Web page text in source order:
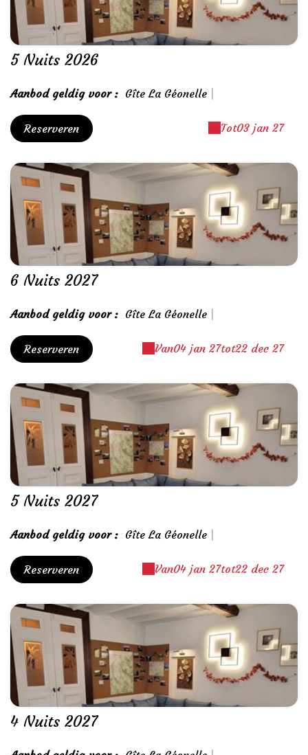
5 Nuits 2026
Aanbod geldig voor : Gîte La Géonelle
Reserveren Tot03 jan 27
6 Nuits 2027
Aanbod geldig voor : Gîte La Géonelle
Reserveren Van04 jan 27tot22 dec 27
5 Nuits 2027
Aanbod geldig voor : Gîte La Géonelle
Reserveren Van04 jan 27tot22 dec 27
4 Nuits 2027